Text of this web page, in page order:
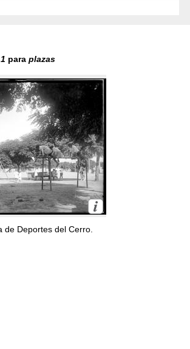
1 para plazas
de Deportes del Cerro.